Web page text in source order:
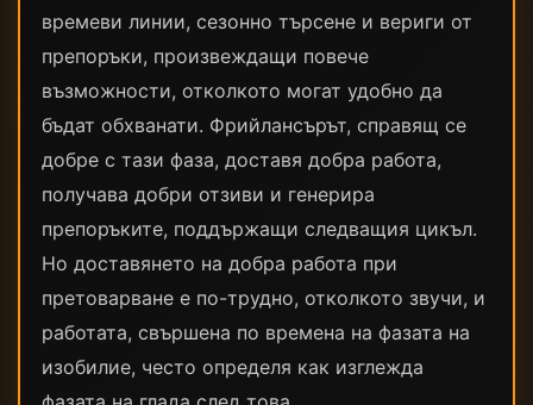
времеви линии, сезонно търсене и вериги от
препоръки, произвеждащи повече
възможности, отколкото могат удобно да
бъдат обхванати. Фрийлансърът, справящ се
добре с тази фаза, доставя добра работа,
получава добри отзиви и генерира
препоръките, поддържащи следващия цикъл.
Но доставянето на добра работа при
претоварване е по-трудно, отколкото звучи, и
работата, свършена по времена на фазата на
изобилие, често определя как изглежда